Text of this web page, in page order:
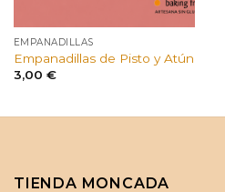
EMPANADILLAS
Empanadillas de Pisto y Atún
3,00 €
TIENDA MONCADA